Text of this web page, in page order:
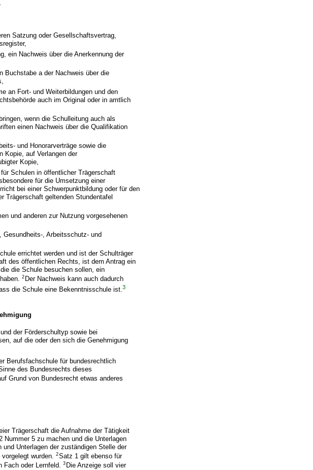
Satzung oder Gesellschaftsvertrag,
ein Nachweis über die Anerkennung der
Buchstabe a der Nachweis über die
an Fort- und Weiterbildungen und den
auch im Original oder in amtlich
wenn die Schulleitung auch als
einen Nachweis über die Qualifikation
und Honorarverträge sowie die
Kopie, auf Verlangen der
Kopie,
Schulen in öffentlicher Trägerschaft
für die Umsetzung einer
bei einer Schwerpunktbildung oder für den
Trägerschaft geltenden Stundentafel
und anderen zur Nutzung vorgesehenen
Gesundheits-, Arbeitsschutz- und
errichtet werden und ist der Schulträger
des öffentlichen Rechts, ist dem Antrag ein
die Schule besuchen sollen, ein
haben.2 Der Nachweis kann auch dadurch
die Schule eine Bekenntnisschule ist.3
der Förderschultyp sowie bei
auf die oder den sich die Genehmigung
Berufsfachschule für bundesrechtlich
des Bundesrechts dieses
Grund von Bundesrecht etwas anderes
Trägerschaft die Aufnahme der Tätigkeit
Nummer 5 zu machen und die Unterlagen
Unterlagen der zuständigen Stelle der
vorgelegt wurden.2Satz 1 gilt ebenso für
Fach oder Lernfeld.3 Die Anzeige soll vier